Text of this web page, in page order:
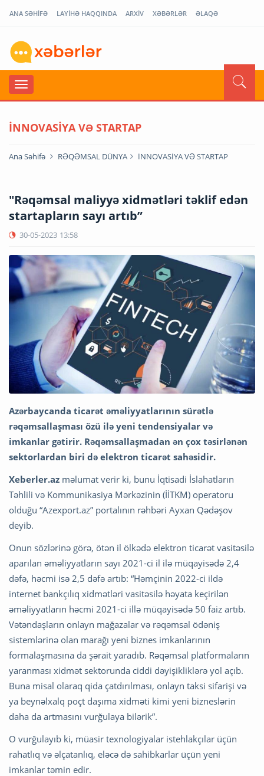
ANA SƏHİFƏ LAYİHƏ HAQQINDA ARXİV XƏBƏRLƏR ƏLAQƏ
İNNOVASİYA VƏ STARTAP
Ana Səhifə RƏQƏMSAL DÜNYA İNNOVASİYA VƏ STARTAP
"Rəqəmsal maliyyə xidmətləri təklif edən
startapların sayı artıb”
30-05-2023 13:58
Azərbaycanda ticarət əməliyyatlarının sürətlə
rəqəmsallaşması özü ilə yeni tendensiyalar və
imkanlar gətirir. Rəqəmsallaşmadan ən çox təsirlənən
sektorlardan biri də elektron ticarət sahəsidir.
Xeberler.az məlumat verir ki, bunu İqtisadi İslahatların
Təhlili və Kommunikasiya Mərkəzinin (İİTKM) operatoru
olduğu “Azexport.az” portalının rəhbəri Ayxan Qədəşov
deyib.
Onun sözlərinə görə, ötən il ölkədə elektron ticarət vasitəsilə
aparılan əməliyyatların sayı 2021-ci il ilə müqayisədə 2,4
dəfə, həcmi isə 2,5 dəfə artıb: “Həmçinin 2022-ci ildə
internet bankçılıq xidmətləri vasitəsilə həyata keçirilən
əməliyyatların həcmi 2021-ci illə müqayisədə 50 faiz artıb.
Vətəndaşların onlayn mağazalar və rəqəmsal ödəniş
sistemlərinə olan marağı yeni biznes imkanlarının
formalaşmasına da şərait yaradıb. Rəqəmsal platformaların
yaranması xidmət sektorunda ciddi dəyişikliklərə yol açıb.
Buna misal olaraq qida çatdırılması, onlayn taksi sifarişi və
ya beynəlxalq poçt daşıma xidməti kimi yeni bizneslərin
daha da artmasını vurğulaya bilərik”.
O vurğulayıb ki, müasir texnologiyalar istehlakçılar üçün
rahatlıq və əlçatanlıq, eləcə də sahibkarlar üçün yeni
imkanlar təmin edir.